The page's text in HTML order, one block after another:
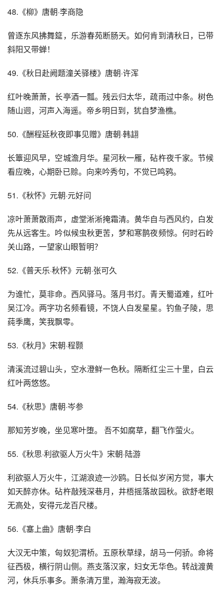
48.《柳》唐朝·李商隐
曾逐东风拂舞筵，乐游春苑断肠天。如何肯到清秋日，已带
斜阳又带蝉！
49.《秋日赴阙题潼关驿楼》唐朝·许浑
红叶晚萧萧，长亭酒一瓢。残云归太华，疏雨过中条。树色
随山迥，河声入海遥。帝乡明日到，犹自梦渔樵。
50.《酬程延秋夜即事见赠》唐朝·韩翃
长簟迎风早，空城澹月华。星河秋一雁，砧杵夜千家。节候
看应晚，心期卧已赊。向来吟秀句，不觉已鸣鸦。
51.《秋怀》元朝·元好问
凉叶萧萧散雨声，虚堂淅淅掩霜清。黄华自与西风约，白发
先从远客生。吟似候虫秋更苦，梦和寒鹊夜频惊。何时石岭
关山路，一望家山眼暂明？
52.《普天乐·秋怀》元朝·张可久
为谁忙，莫非命。西风驿马。落月书灯。青天蜀道难，红叶
吴江冷。两字功名频看镜，不饶人白发星星。钓鱼子陵，思
莼季鹰，笑我飘零。
53.《秋月》宋朝·程颢
清溪流过碧山头，空水澄鲜一色秋。隔断红尘三十里，白云
红叶两悠悠。
54.《秋思》唐朝·岑参
那知芳岁晚，坐见寒叶堕。 吾不如腐草，翻飞作萤火。
55.《秋思·利欲驱人万火牛》宋朝·陆游
利欲驱人万火牛，江湖浪迹一沙鸥。日长似岁闲方觉，事大
如天醉亦休。砧杵敲残深巷月，井梧摇落故园秋。欲舒老眼
无高处，安得元龙百尺楼。
56.《塞上曲》唐朝·李白
大汉无中策，匈奴犯渭桥。五原秋草绿，胡马一何骄。命将
征西极，横行阴山侧。燕支落汉家，妇女无华色。转战渡黄
河，休兵乐事多。萧条清万里，瀚海寂无波。